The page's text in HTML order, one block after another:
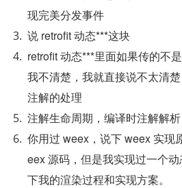
现完美分发事件
说 retrofit 动态***这块
retrofit 动态***里面如果传的不
我不清楚，我就直接说不太清
注解的处理
注解生命周期，编译时注解解析
你用过 weex，说下 weex 实现
eex 源码，但是我实现过一个
下我的渲染过程和实现方案。